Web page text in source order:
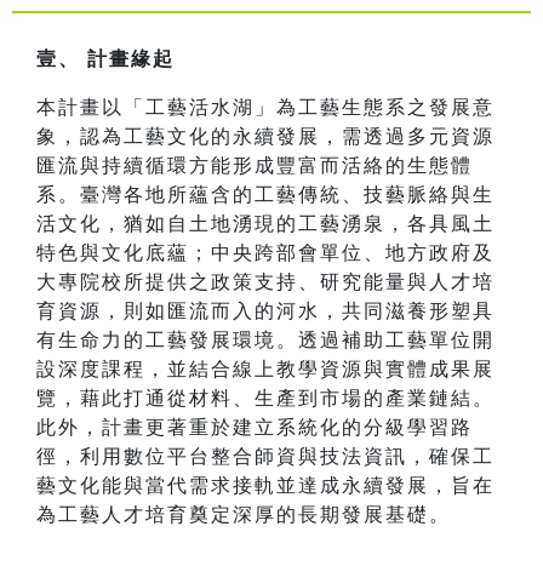
壹、 計畫緣起
本計畫以「工藝活水湖」為工藝生態系之發展意
象，認為工藝文化的永續發展，需透過多元資源
匯流與持續循環方能形成豐富而活絡的生態體
系。臺灣各地所蘊含的工藝傳統、技藝脈絡與生
活文化，猶如自土地湧現的工藝湧泉，各具風土
特色與文化底蘊；中央跨部會單位、地方政府及
大專院校所提供之政策支持、研究能量與人才培
育資源，則如匯流而入的河水，共同滋養形塑具
有生命力的工藝發展環境。透過補助工藝單位開
設深度課程，並結合線上教學資源與實體成果展
覽，藉此打通從材料、生產到市場的產業鏈結。
此外，計畫更著重於建立系統化的分級學習路
徑，利用數位平台整合師資與技法資訊，確保工
藝文化能與當代需求接軌並達成永續發展，旨在
為工藝人才培育奠定深厚的長期發展基礎。